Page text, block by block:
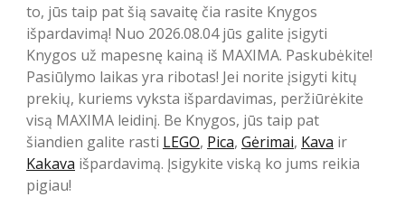
to, jūs taip pat šią savaitę čia rasite Knygos
išpardavimą! Nuo 2026.08.04 jūs galite įsigyti
Knygos už mapesnę kainą iš MAXIMA. Paskubėkite!
Pasiūlymo laikas yra ribotas! Jei norite įsigyti kitų
prekių, kuriems vyksta išpardavimas, peržiūrėkite
visą MAXIMA leidinį. Be Knygos, jūs taip pat
šiandien galite rasti LEGO, Pica, Gėrimai, Kava ir
Kakava išpardavimą. Įsigykite viską ko jums reikia
pigiau!